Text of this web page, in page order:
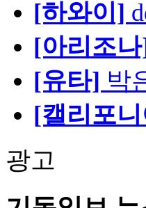
[하와이]
[아리조
[유타] 박
[캘리포
광고